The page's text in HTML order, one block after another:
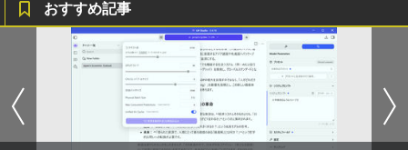
￥1,112
by Amazon 天然水 ラベルレス 500ml ×24本
富士山の天然水 バナジウム含有 水 ミネラル
ウォーター ペットボトル 静岡県産 500ミリリ
ットル (Smart Basic)
￥770
異世界居酒屋「のぶ」(22) (角川コミックス・
エース)
￥832
8月5日限定10倍＆抽選10000P！｜2021
年モデル！高性能ノートパソコン Windo
ws11 富士通 LIFEBOOK A5511 第11世
代Celeron 6305U最大メモリ32GB 秒速
起動新品SSD2TB テンキー内蔵 15.6型大
画面 ノートパソコン中古 オフィス付き
Microsoftoffice2024可 送料無料 WIFI
R309-Apple Mac mini A1347 1点 MacO
S Catalina 10.15.7/CPU Core i5-4260U/
メモリ 4GB/SATA 500GB intel HD Grap
hics 5000 1536MB グラフィックス搭載
★送料無料【中古動作品】
￥6,480
【中古良品】【安心保証】Princeton 21.
5型ワイドカラー液晶ディスプレイ PTF
WDE-22W / PTFBDE-22W ブラック/ ホ
ワイト色 スピーカー搭載 プリンストン
￥4,050
YOGAポーズの教科書 [ 綿本彰 ]
￥2,090
おすすめ記事